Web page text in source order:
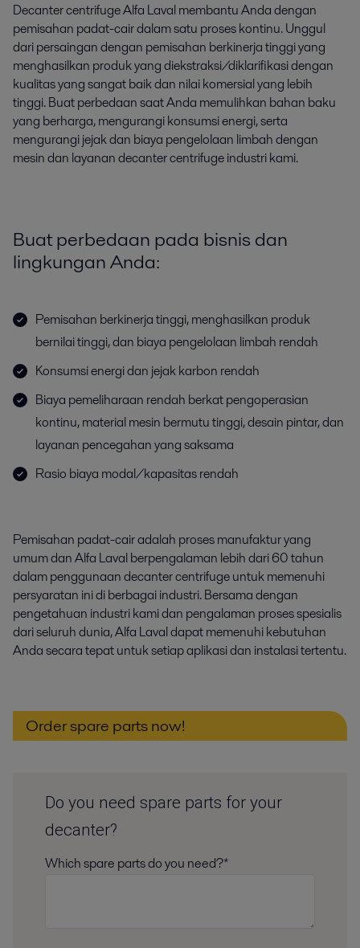
Decanter centrifuge Alfa Laval membantu Anda dengan
pemisahan padat-cair dalam satu proses kontinu. Unggul
dari persaingan dengan pemisahan berkinerja tinggi yang
menghasilkan produk yang diekstraksi/diklarifikasi dengan
kualitas yang sangat baik dan nilai komersial yang lebih
tinggi. Buat perbedaan saat Anda memulihkan bahan baku
yang berharga, mengurangi konsumsi energi, serta
mengurangi jejak dan biaya pengelolaan limbah dengan
mesin dan layanan decanter centrifuge industri kami.
Buat perbedaan pada bisnis dan
lingkungan Anda:
Pemisahan berkinerja tinggi, menghasilkan produk
bernilai tinggi, dan biaya pengelolaan limbah rendah
Konsumsi energi dan jejak karbon rendah
Biaya pemeliharaan rendah berkat pengoperasian
kontinu, material mesin bermutu tinggi, desain pintar, dan
layanan pencegahan yang saksama
Rasio biaya modal/kapasitas rendah
Pemisahan padat-cair adalah proses manufaktur yang
umum dan Alfa Laval berpengalaman lebih dari 60 tahun
dalam penggunaan decanter centrifuge untuk memenuhi
persyaratan ini di berbagai industri. Bersama dengan
pengetahuan industri kami dan pengalaman proses spesialis
dari seluruh dunia, Alfa Laval dapat memenuhi kebutuhan
Anda secara tepat untuk setiap aplikasi dan instalasi tertentu.
Order spare parts now!
Do you need spare parts for your
decanter?
Which spare parts do you need?*